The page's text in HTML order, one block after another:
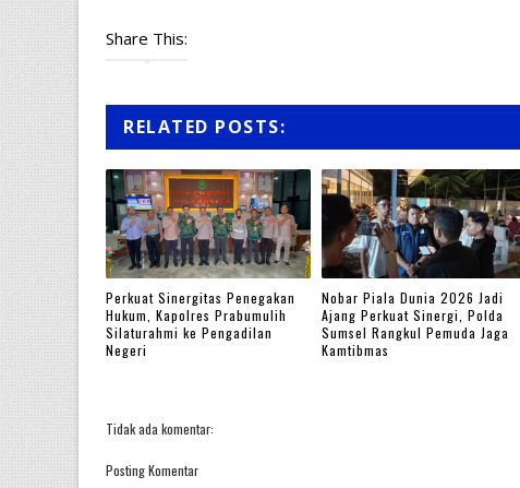
Share This:
RELATED POSTS:
Perkuat Sinergitas Penegakan
Hukum, Kapolres Prabumulih
Silaturahmi ke Pengadilan
Negeri
Nobar Piala Dunia 2026 Jadi
Ajang Perkuat Sinergi, Polda
Sumsel Rangkul Pemuda Jaga
Kamtibmas
Tidak ada komentar:
Posting Komentar